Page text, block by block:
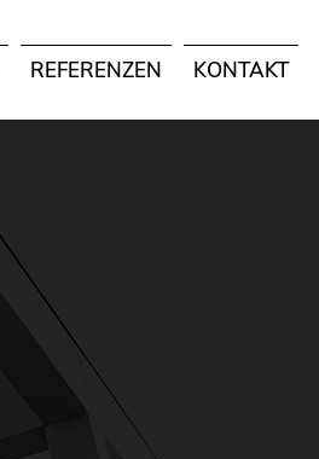
REFERENZEN KONTAKT